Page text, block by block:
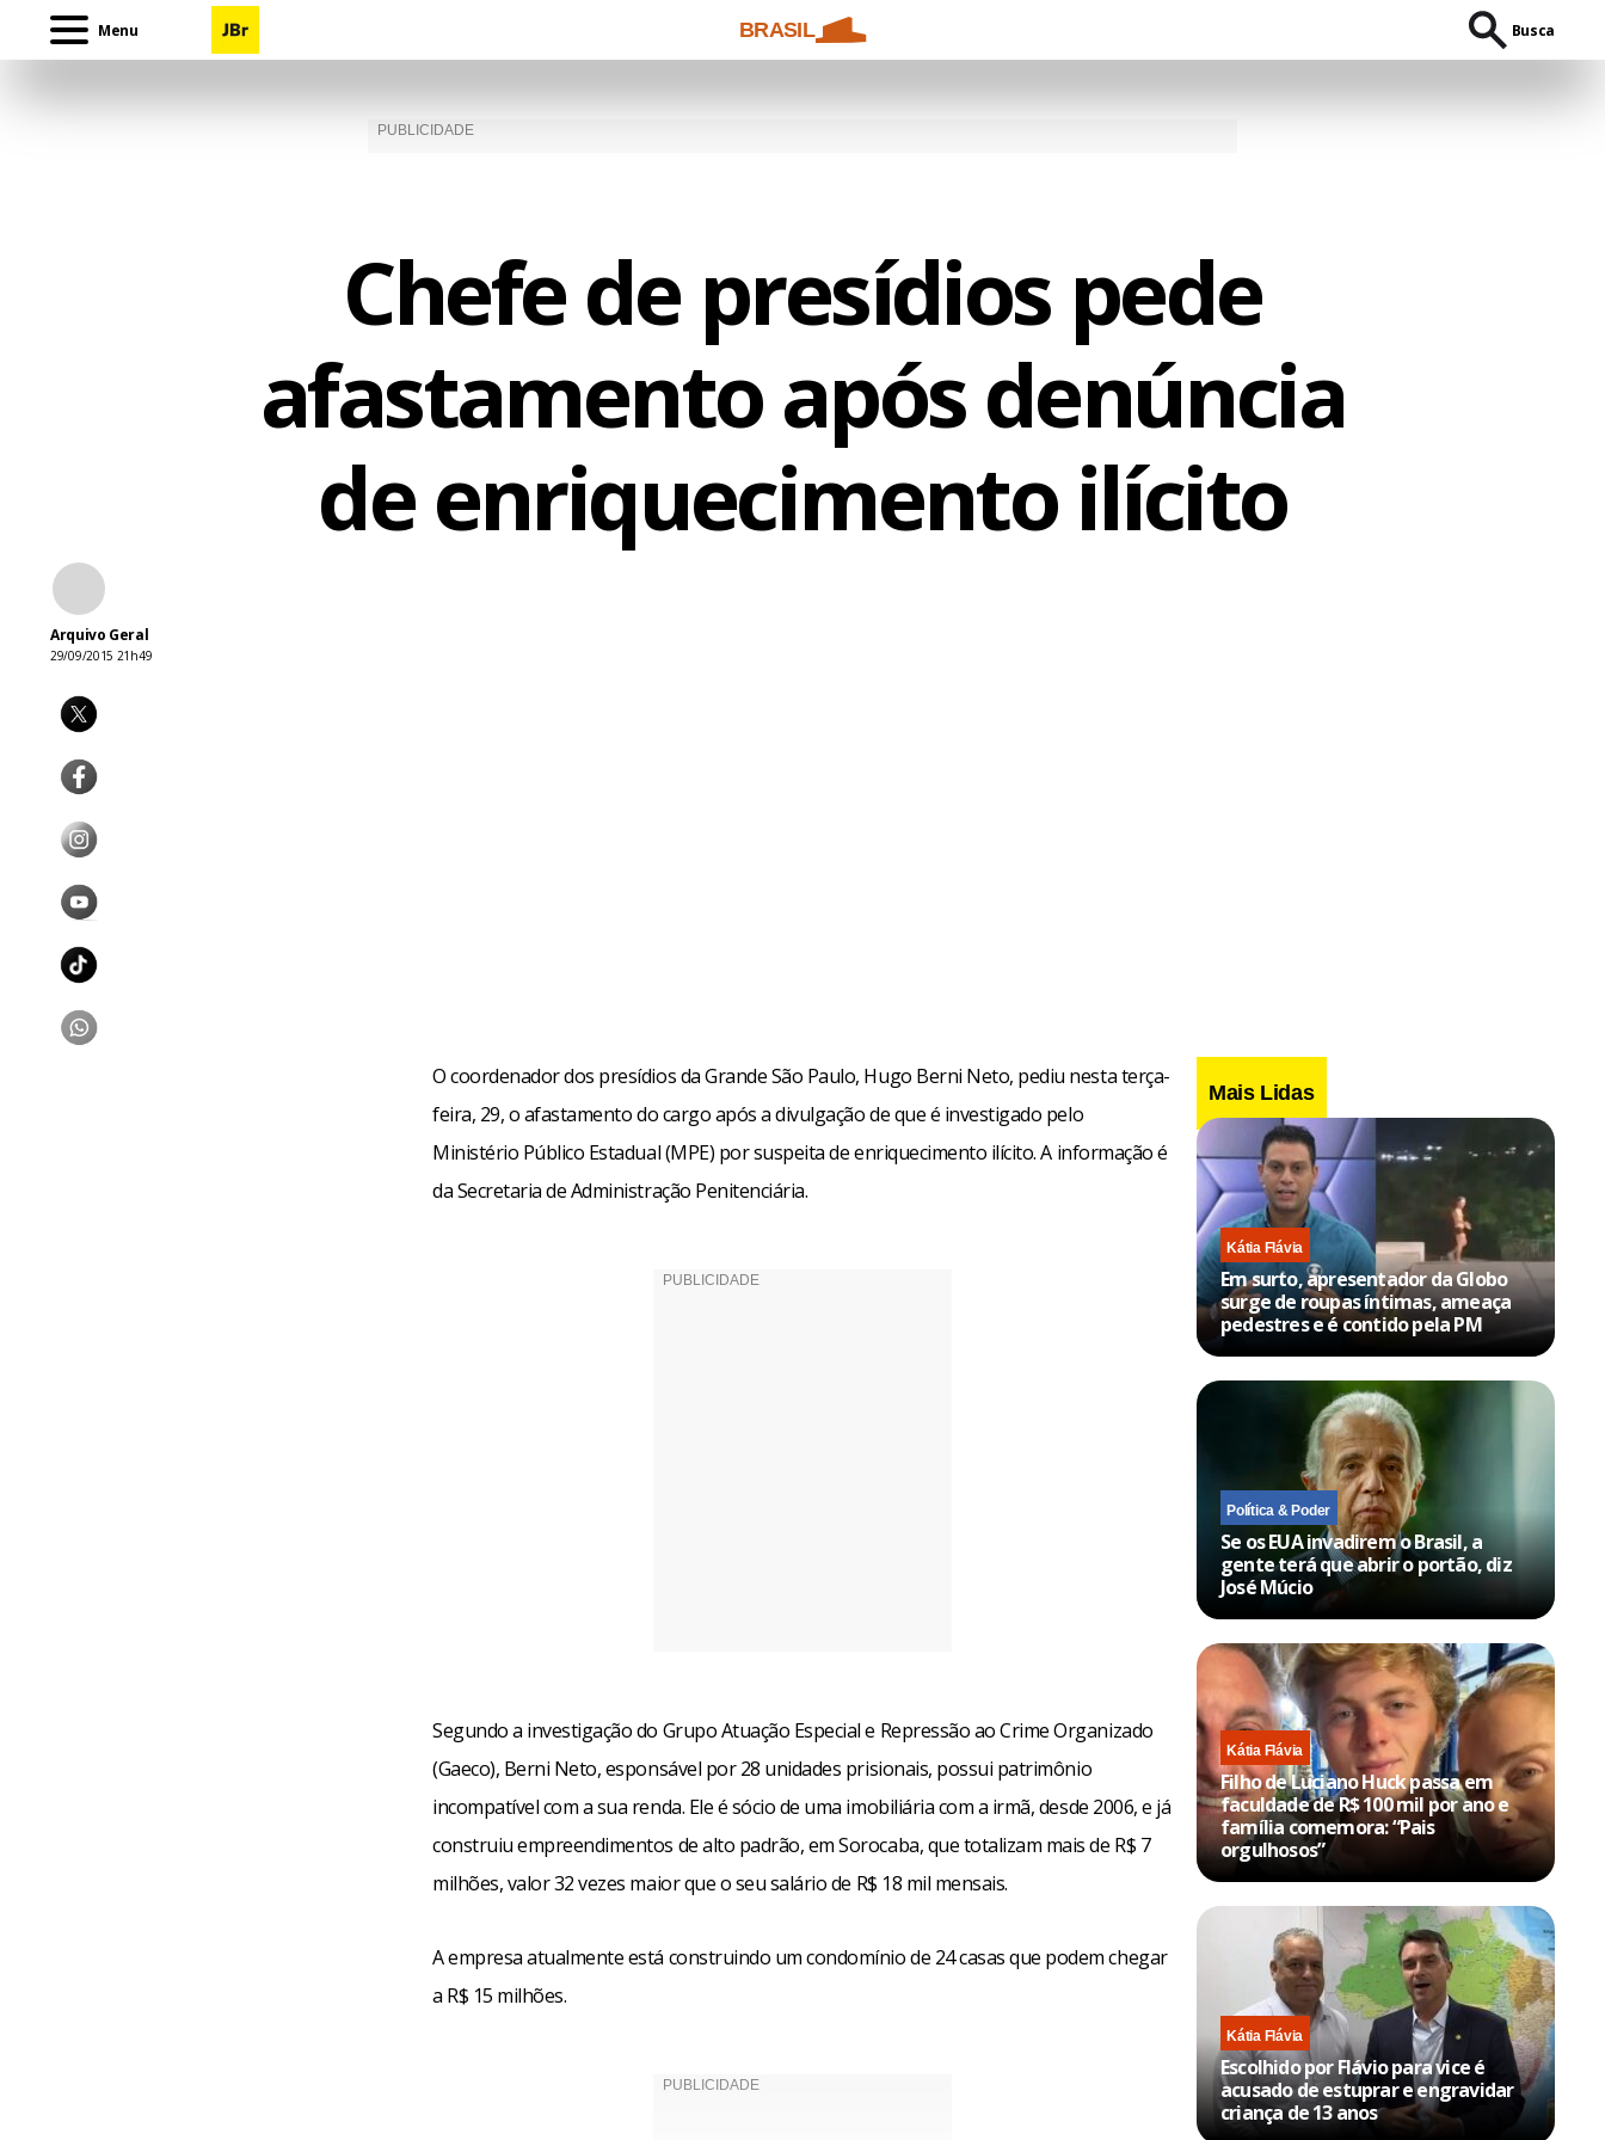
Menu BRASIL Busca
Chefe de presídios pede
afastamento após denúncia
de enriquecimento ilícito
Arquivo Geral
29/09/2015 21h49
O coordenador dos presídios da Grande São Paulo, Hugo Berni Neto, pediu nesta terça-
feira, 29, o afastamento do cargo após a divulgação de que é investigado pelo
Ministério Público Estadual (MPE) por suspeita de enriquecimento ilícito. A informação é
da Secretaria de Administração Penitenciária.
Segundo a investigação do Grupo Atuação Especial e Repressão ao Crime Organizado
(Gaeco), Berni Neto, esponsável por 28 unidades prisionais, possui patrimônio
incompatível com a sua renda. Ele é sócio de uma imobiliária com a irmã, desde 2006, e já
construiu empreendimentos de alto padrão, em Sorocaba, que totalizam mais de R$ 7
milhões, valor 32 vezes maior que o seu salário de R$ 18 mil mensais.
A empresa atualmente está construindo um condomínio de 24 casas que podem chegar
a R$ 15 milhões.
Mais Lidas
Kátia Flávia
Em surto, apresentador da Globo
surge de roupas íntimas, ameaça
pedestres e é contido pela PM
Política & Poder
Se os EUA invadirem o Brasil, a
gente terá que abrir o portão, diz
José Múcio
Kátia Flávia
Filho de Luciano Huck passa em
faculdade de R$ 100 mil por ano e
família comemora: “Pais
orgulhosos”
Kátia Flávia
Escolhido por Flávio para vice é
acusado de estuprar e engravidar
criança de 13 anos